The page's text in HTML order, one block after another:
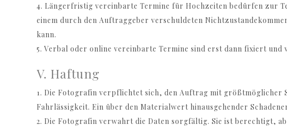
4. Längerfristig vereinbarte Termine für Hochzeiten bedürfen zur
einem durch den Auftraggeber verschuldeten
kann.
5. Verbal oder online vereinbarte Termine sind erst dann fixiert
V. Haftung
1. Die Fotografin verpflichtet sich, den Auftrag mit größtmöglicher
Fahrlässigkeit. Ein über den Materialwert hinausgehender
2. Die Fotografin verwahrt die Daten sorgfältig. Sie ist berechtigt,